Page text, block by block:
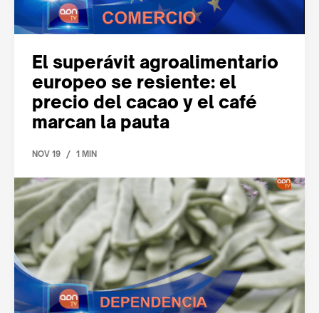
El superávit agroalimentario
europeo se resiente: el
precio del cacao y el café
marcan la pauta
NOV 19 / 1 MIN